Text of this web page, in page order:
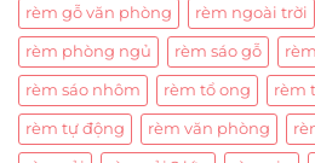
rèm gỗ văn phòng rèm ngoài trời
rèm phòng ngủ rèm sáo gỗ
rèm sáo nhôm rèm tổ ong rèm
rèm tự động rèm văn phòng